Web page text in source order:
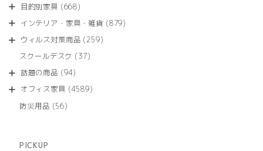
商
目的別家具 668668
の
商
インテリア・家具・雑貨 879879
ウィルス対策商品 259259
スクールデスク 3737
商
話題の商品 9494
の
オフィス家具 45894589
防災用品 5656
PICKUP